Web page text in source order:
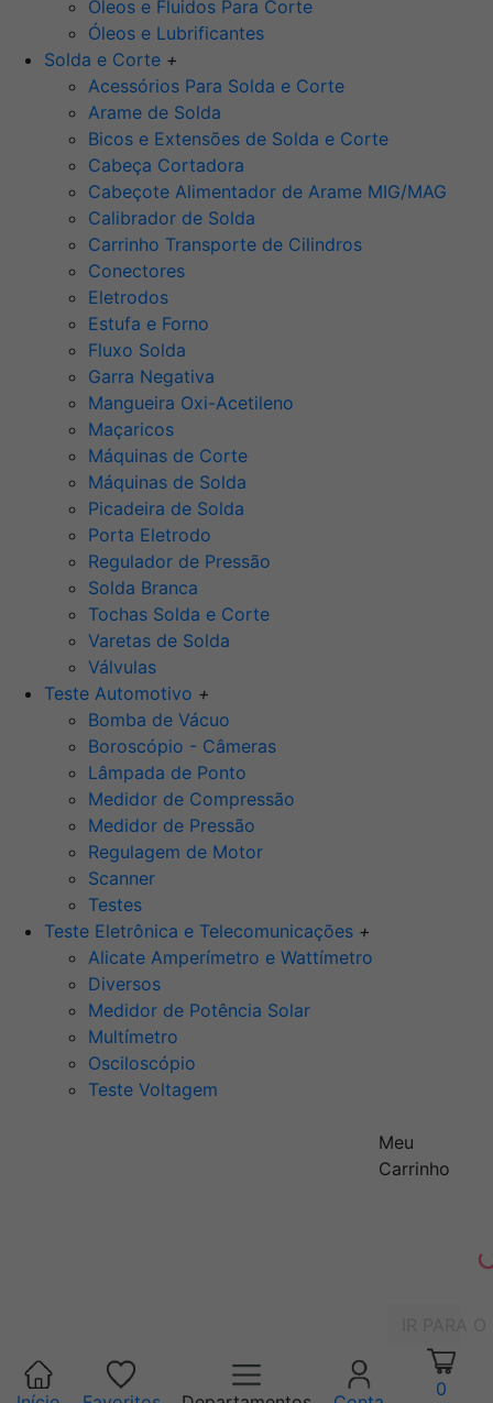
Óleos e Fluidos Para Corte
Óleos e Lubrificantes
Solda e Corte +
Acessórios Para Solda e Corte
Arame de Solda
Bicos e Extensões de Solda e Corte
Cabeça Cortadora
Cabeçote Alimentador de Arame MIG/MAG
Calibrador de Solda
Carrinho Transporte de Cilindros
Conectores
Eletrodos
Estufa e Forno
Fluxo Solda
Garra Negativa
Mangueira Oxi-Acetileno
Maçaricos
Máquinas de Corte
Máquinas de Solda
Picadeira de Solda
Porta Eletrodo
Regulador de Pressão
Solda Branca
Tochas Solda e Corte
Varetas de Solda
Válvulas
Teste Automotivo +
Bomba de Vácuo
Boroscópio - Câmeras
Lâmpada de Ponto
Medidor de Compressão
Medidor de Pressão
Regulagem de Motor
Scanner
Testes
Teste Eletrônica e Telecomunicações +
Alicate Amperímetro e Wattímetro
Diversos
Medidor de Potência Solar
Multímetro
Osciloscópio
Teste Voltagem
Meu
Carrinho
0